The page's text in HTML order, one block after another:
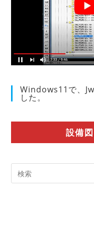
Windows11で、
した。
設備